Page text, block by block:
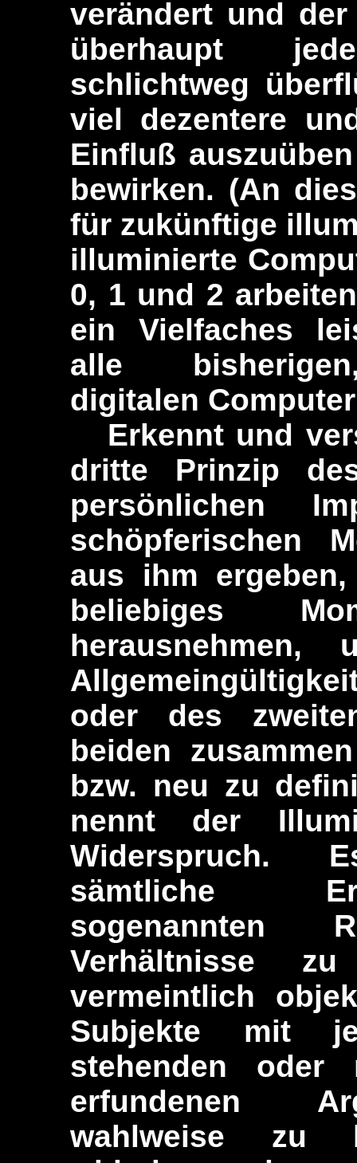
verändert und
überhaupt
schlichtweg
viel dezentere
Einfluß
bewirken. (An
für zukünftige
illuminierte
0, 1 und 2
ein Vielfaches
alle
digitalen
Erkennt und
dritte Prinzip
persönlichen
schöpferischen
aus ihm
beliebiges
herausnehmen,
oder des
beiden
bzw. neu zu
nennt der
Widerspruch.
sämtliche
sogenannten
Verhältnisse
vermeintlich
Subjekte mit
stehenden oder
erfundenen
wahlweise zu